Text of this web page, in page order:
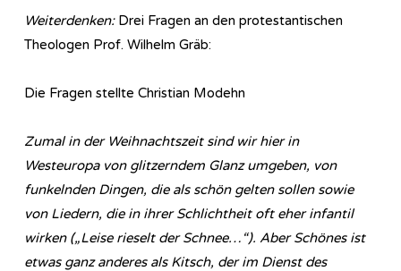
Weiterdenken:Drei Fragen an den protestantischen
Theologen Prof. Wilhelm Gräb:
Die Fragen stellte Christian Modehn
Zumal in der Weihnachtszeit sind wir hier in
Westeuropa von glitzerndem Glanz umgeben, von
funkelnden Dingen, die als schön gelten sollen sowie
von Liedern, die in ihrer Schlichtheit oft eher infantil
wirken („Leise rieselt der Schnee…“). Aber Schönes ist
etwas ganz anderes als Kitsch, der im Dienst des